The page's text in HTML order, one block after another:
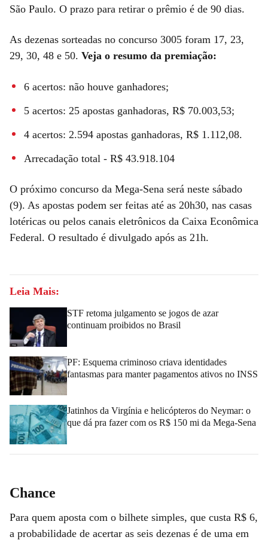
São Paulo. O prazo para retirar o prêmio é de 90 dias.
As dezenas sorteadas no concurso 3005 foram 17, 23,
29, 30, 48 e 50. Veja o resumo da premiação:
6 acertos: não houve ganhadores;
5 acertos: 25 apostas ganhadoras, R$ 70.003,53;
4 acertos: 2.594 apostas ganhadoras, R$ 1.112,08.
Arrecadação total - R$ 43.918.104
O próximo concurso da Mega-Sena será neste sábado
(9). As apostas podem ser feitas até as 20h30, nas casas
lotéricas ou pelos canais eletrônicos da Caixa Econômica
Federal. O resultado é divulgado após as 21h.
Leia Mais:
STF retoma julgamento se jogos de azar
continuam proibidos no Brasil
PF: Esquema criminoso criava identidades
fantasmas para manter pagamentos ativos no INSS
Jatinhos da Virgínia e helicópteros do Neymar: o
que dá pra fazer com os R$ 150 mi da Mega-Sena
Chance
Para quem aposta com o bilhete simples, que custa R$ 6,
a probabilidade de acertar as seis dezenas é de uma em